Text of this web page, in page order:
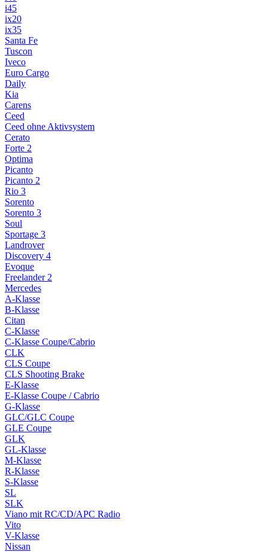
i45
ix20
ix35
Santa Fe
Tuscon
Iveco
Euro Cargo
Daily
Kia
Carens
Ceed
Ceed ohne Aktivsystem
Cerato
Forte 2
Optima
Picanto
Picanto 2
Rio 3
Sorento
Sorento 3
Soul
Sportage 3
Landrover
Discovery 4
Evoque
Freelander 2
Mercedes
A-Klasse
B-Klasse
Citan
C-Klasse
C-Klasse Coupe/Cabrio
CLK
CLS Coupe
CLS Shooting Brake
E-Klasse
E-Klasse Coupe / Cabrio
G-Klasse
GLC/GLC Coupe
GLE Coupe
GLK
GL-Klasse
M-Klasse
R-Klasse
S-Klasse
SL
SLK
Viano mit RC/CD/APC Radio
Vito
V-Klasse
Nissan